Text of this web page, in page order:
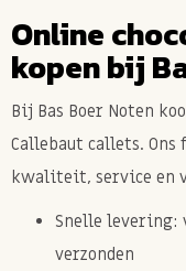
Online
kopen bij
Bij Bas Boer Noten
Callebaut callets.
kwaliteit, service en
Snelle levering:
verzonden